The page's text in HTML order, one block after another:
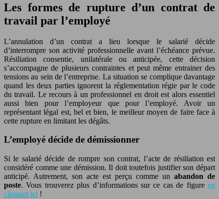
Les formes de rupture d’un contrat de
travail par l’employé
L’annulation d’un contrat a lieu lorsque le salarié décide
d’interrompre son activité professionnelle avant l’échéance prévue.
Résiliation consentie, unilatérale ou anticipée, cette décision
s’accompagne de plusieurs contraintes et peut même entrainer des
tensions au sein de l’entreprise. La situation se complique davantage
quand les deux parties ignorent la réglementation régie par le code
du travail. Le recours à un professionnel en droit est alors essentiel
aussi bien pour l’employeur que pour l’employé. Avoir un
représentant légal est, bel et bien, le meilleur moyen de faire face à
cette rupture en limitant les dégâts.
L’employé décide de démissionner
Si le salarié décide de rompre son contrat, l’acte de résiliation est
considéré comme une démission. Il doit toutefois justifier son départ
anticipé. Autrement, son acte est perçu comme un abandon de
poste. Vous trouverez plus d’informations sur ce cas de figure en
cliquant ici !